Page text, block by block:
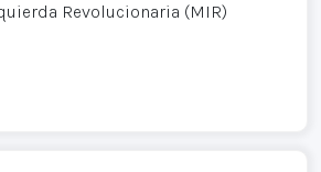
Revolucionaria (MIR)